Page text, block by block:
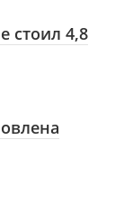
стоил 4,8